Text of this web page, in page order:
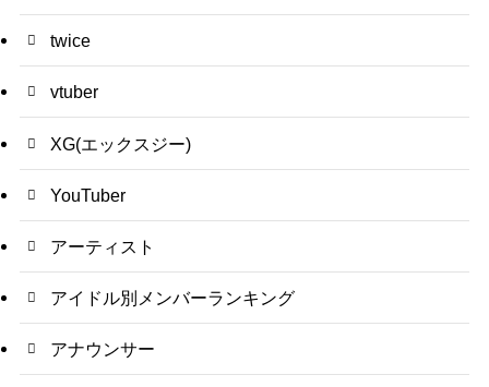
twice
vtuber
XG(エックスジー)
YouTuber
アーティスト
アイドル別メンバーランキング
アナウンサー